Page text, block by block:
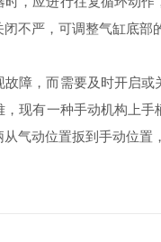
不严，可调整气缸底部
，而需要及时开启或
现有一种手动机构上
气动位置扳到手动位置